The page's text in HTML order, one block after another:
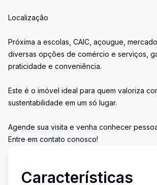
Localização
Próxima a escolas, CAIC, açougue,
diversas opções de comércio e serviços,
praticidade e conveniência.
Este é o imóvel ideal para quem valoriza
sustentabilidade em um só lugar.
Agende sua visita e venha conhecer
Entre em contato conosco!
Características